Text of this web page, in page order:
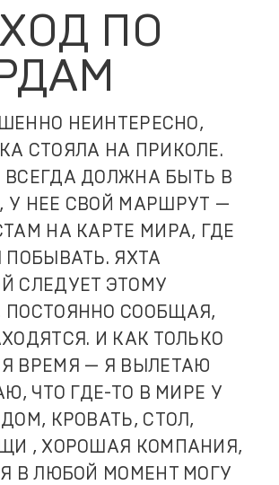
ПО
НЕИНТЕРЕСНО,
СТОЯЛА НА ПРИКОЛЕ.
ВСЕГДА ДОЛЖНА БЫТЬ В
У НЕЕ СВОЙ МАРШРУТ —
НА КАРТЕ МИРА, ГДЕ
ПОБЫВАТЬ. ЯХТА
СЛЕДУЕТ ЭТОМУ
ПОСТОЯННО СООБЩАЯ,
И КАК ТОЛЬКО
ВРЕМЯ — Я ВЫЛЕТАЮ
ЧТО ГДЕ-ТО В МИРЕ У
КРОВАТЬ, СТОЛ,
, ХОРОШАЯ КОМПАНИЯ,
В ЛЮБОЙ МОМЕНТ МОГУ